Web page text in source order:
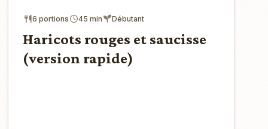
6 portions 45 min Débutant
Haricots rouges et saucisse
(version rapide)